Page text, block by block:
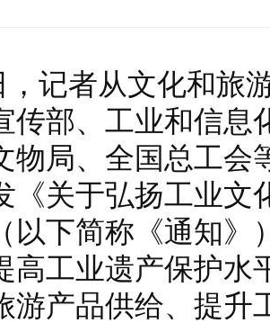
，记者从文化和旅
传部、工业和信息
物局、全国总工会
《关于弘扬工业文
以下简称《通知》
高工业遗产保护水
游产品供给、提升